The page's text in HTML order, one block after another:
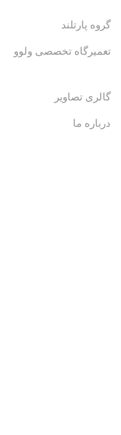
گروه پارتلند
تعمیرگاه تخصصی ولوو
گالری تصاویر
درباره ما